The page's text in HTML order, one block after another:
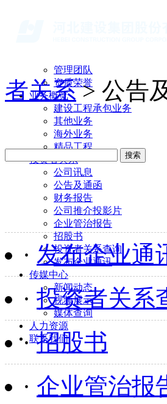
管理团队
资质荣誉
业务概览
建设工程承包业务
其他业务
海外业务
精品工程
投资者关系
公司讯息
公告及通函
财务报告
公司推介投影片
企业管治报告
招股书
投资者关系查询
发布企业通讯
传媒中心
新闻动态
视频展示
媒体查询
人力资源
联系我们
者关系> 公告
搜索
· 发布企业通
· 投资者关系
·招股书
· 企业管治报